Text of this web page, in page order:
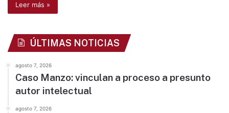
Leer más »
ÚLTIMAS NOTICIAS
agosto 7, 2026
Caso Manzo: vinculan a proceso a presunto
autor intelectual
agosto 7, 2026